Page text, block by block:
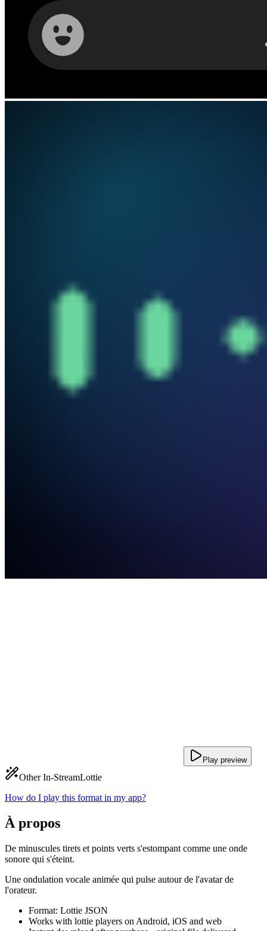
Play preview
Other In-StreamLottie
How do I play this format in my app?
À propos
De minuscules tirets et points verts s'estompant comme une onde
sonore qui s'éteint.
Une ondulation vocale animée qui pulse autour de l'avatar de
l'orateur.
Format: Lottie JSON
Works with lottie players on Android, iOS and web